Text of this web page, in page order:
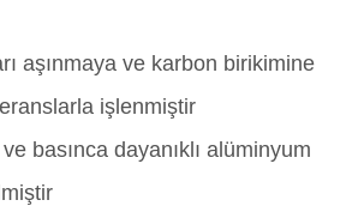
aşınmaya ve karbon birikimine
işlenmiştir
basınca dayanıklı alüminyum